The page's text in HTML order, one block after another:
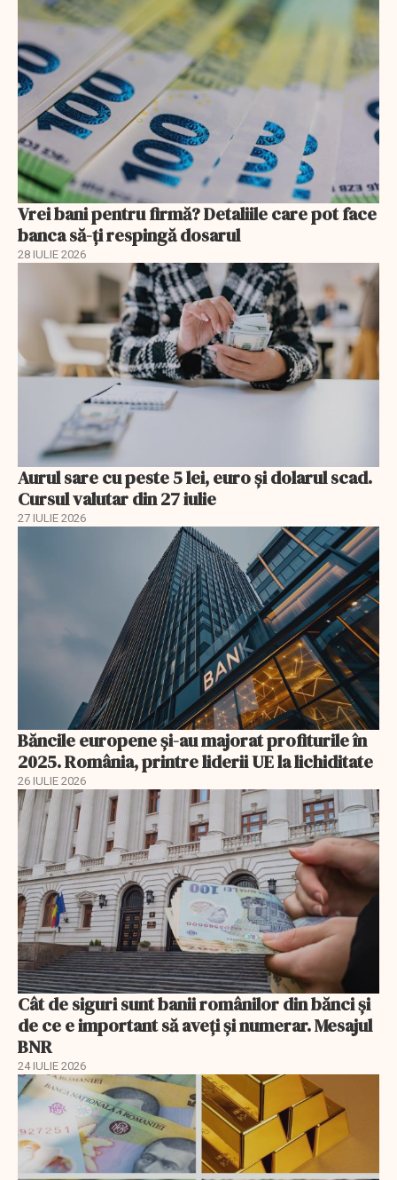
Vrei bani pentru firmă? Detaliile care pot face
banca să-ți respingă dosarul
28 IULIE 2026
Aurul sare cu peste 5 lei, euro și dolarul scad.
Cursul valutar din 27 iulie
27 IULIE 2026
Băncile europene și-au majorat profiturile în
2025. România, printre liderii UE la lichiditate
26 IULIE 2026
Cât de siguri sunt banii românilor din bănci şi
de ce e important să aveţi şi numerar. Mesajul
BNR
24 IULIE 2026